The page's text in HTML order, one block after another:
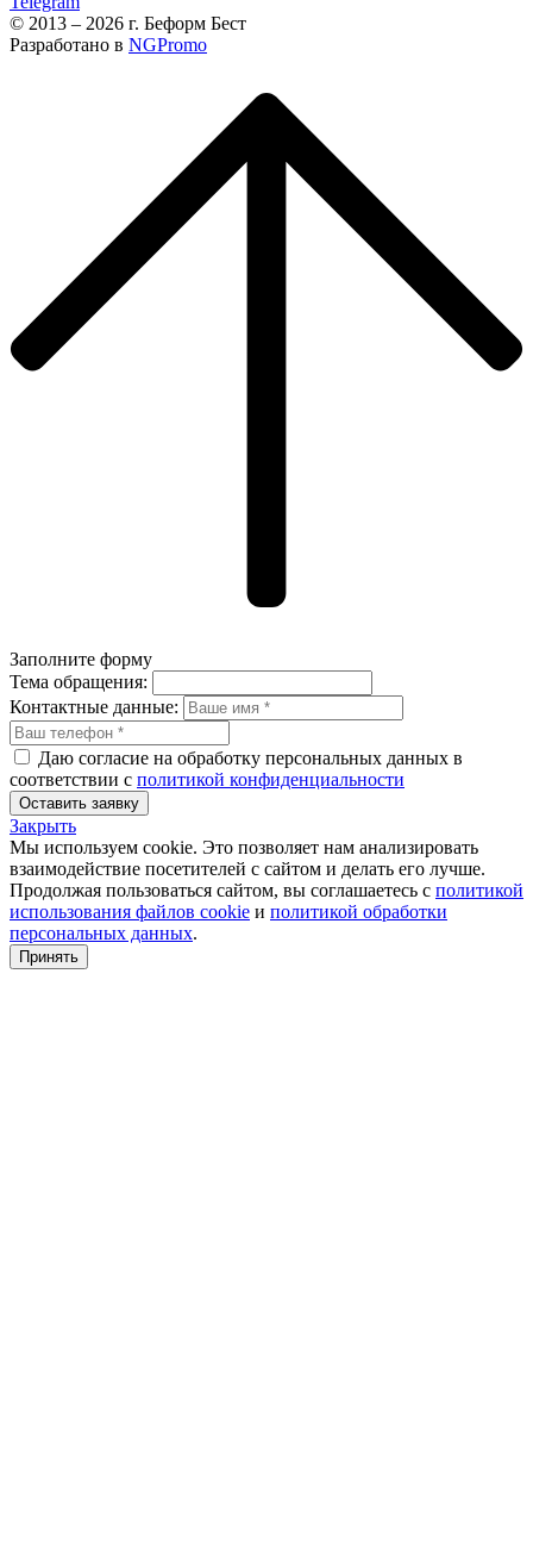
© 2013 – 2026 г. Беформ Бест
Разработано в NGPromo
Заполните форму
Тема обращения:
Контактные данные:
Даю согласие на обработку персональных данных в
соответствии с политикой конфиденциальности
Оставить заявку
Закрыть
Мы используем cookie. Это позволяет нам анализировать
взаимодействие посетителей с сайтом и делать его лучше.
Продолжая пользоваться сайтом, вы соглашаетесь с политикой
использования файлов cookie и политикой обработки
персональных данных.
Принять